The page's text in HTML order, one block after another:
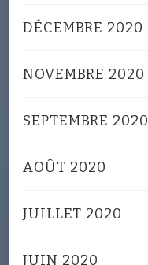
DÉCEMBRE 2020
NOVEMBRE 2020
SEPTEMBRE 2020
AOÛT 2020
JUILLET 2020
JUIN 2020